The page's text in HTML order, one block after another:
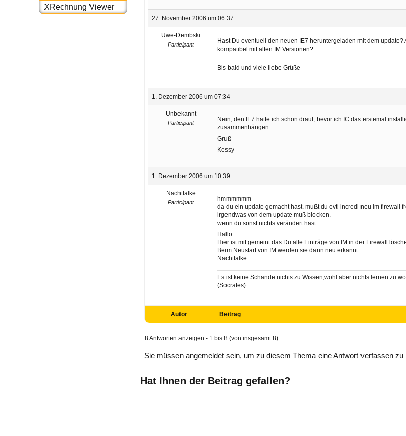
XRechnung Viewer
27. November 2006 um 06:37
Uwe-Dembski
Participant
Hast Du eventuell den neuen IE7 heruntergeladen mit dem update?
kompatibel mit alten IM Versionen?
Bis bald und viele liebe Grüße
1. Dezember 2006 um 07:34
Unbekannt
Participant
Nein, den IE7 hatte ich schon drauf, bevor ich IC das erstemal
zusammenhängen.
Gruß
Kessy
1. Dezember 2006 um 10:39
Nachtfalke
Participant
hmmmmmm
da du ein update gemacht hast. mußt du evtl incredi neu im firewall
irgendwas von dem update muß blocken.
wenn du sonst nichts verändert hast.
Hallo.
Hier ist mit gemeint das Du alle Einträge von IM in der Firewall
Beim Neustart von IM werden sie dann neu erkannt.
Nachtfalke.
Es ist keine Schande nichts zu Wissen,wohl aber nichts lernen zu
(Socrates)
Autor Beitrag
8 Antworten anzeigen - 1 bis 8 (von insgesamt 8)
Sie müssen angemeldet sein, um zu diesem Thema eine Antwort verfassen zu
Hat Ihnen der Beitrag gefallen?